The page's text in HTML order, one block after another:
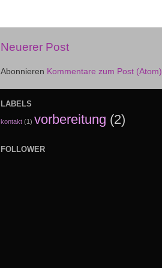
Neuerer Post
Abonnieren Kommentare zum Post (Atom)
LABELS
kontakt (1) vorbereitung (2)
FOLLOWER